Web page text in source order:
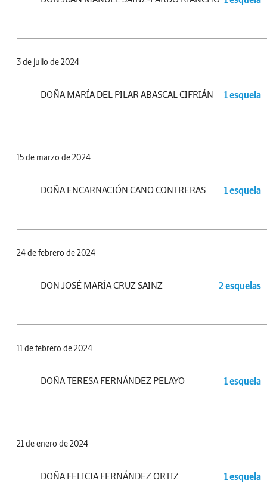
3 de julio de 2024
DOÑA MARÍA DEL PILAR ABASCAL CIFRIÁN 1 esquela
15 de marzo de 2024
DOÑA ENCARNACIÓN CANO CONTRERAS 1 esquela
24 de febrero de 2024
DON JOSÉ MARÍA CRUZ SAINZ 2 esquelas
11 de febrero de 2024
DOÑA TERESA FERNÁNDEZ PELAYO 1 esquela
21 de enero de 2024
DOÑA FELICIA FERNÁNDEZ ORTIZ 1 esquela